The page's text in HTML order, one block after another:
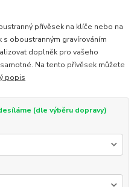
přívěsek na klíče nebo na
s oboustranným gravírováním
doplněk pro vašeho
Na tento přívěsek můžete
popis
(dle výběru dopravy)